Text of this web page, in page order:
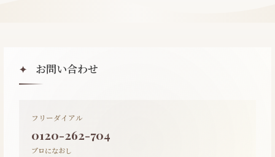
✦ お問い合わせ
フリーダイアル
0120-262-704
プロになおし